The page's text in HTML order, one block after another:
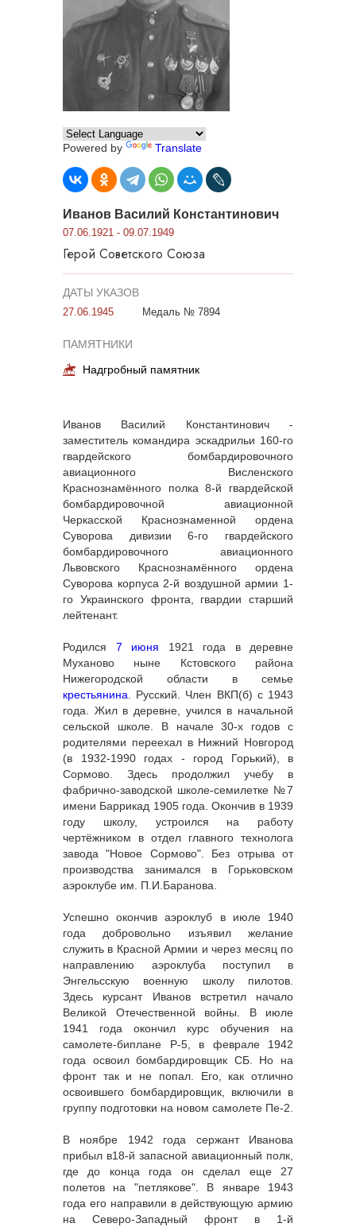
Powered by Translate
Иванов Василий Константинович
07.06.1921 - 09.07.1949
Герой Советского Союза
ДАТЫ УКАЗОВ
27.06.1945 Медаль № 7894
ПАМЯТНИКИ
Надгробный памятник
Иванов Василий Константинович -
заместитель командира эскадрильи 160-го
гвардейского бомбардировочного
авиационного Висленского
Краснознамённого полка 8-й гвардейской
бомбардировочной авиационной
Черкасской Краснознаменной ордена
Суворова дивизии 6-го гвардейского
бомбардировочного авиационного
Львовского Краснознамённого ордена
Суворова корпуса 2-й воздушной армии 1-
го Украинского фронта, гвардии старший
лейтенант.
Родился 7 июня 1921 года в деревне
Муханово ныне Кстовского района
Нижегородской области в семье
крестьянина. Русский. Член ВКП(б) с 1943
года. Жил в деревне, учился в начальной
сельской школе. В начале 30-х годов с
родителями переехал в Нижний Новгород
(в 1932-1990 годах - город Горький), в
Сормово. Здесь продолжил учебу в
фабрично-заводской школе-семилетке №7
имени Баррикад 1905 года. Окончив в 1939
году школу, устроился на работу
чертёжником в отдел главного технолога
завода "Новое Сормово". Без отрыва от
производства занимался в Горьковском
аэроклубе им. П.И.Баранова.
Успешно окончив аэроклуб в июле 1940
года добровольно изъявил желание
служить в Красной Армии и через месяц по
направлению аэроклуба поступил в
Энгельсскую военную школу пилотов.
Здесь курсант Иванов встретил начало
Великой Отечественной войны. В июле
1941 года окончил курс обучения на
самолете-биплане Р-5, в феврале 1942
года освоил бомбардировщик СБ. Но на
фронт так и не попал. Его, как отлично
освоившего бомбардировщик, включили в
группу подготовки на новом самолете Пе-2.
В ноябре 1942 года сержант Иванова
прибыл в18-й запасной авиационный полк,
где до конца года он сделал еще 27
полетов на "петлякове". В январе 1943
года его направили в действующую армию
на Северо-Западный фронт в 1-й